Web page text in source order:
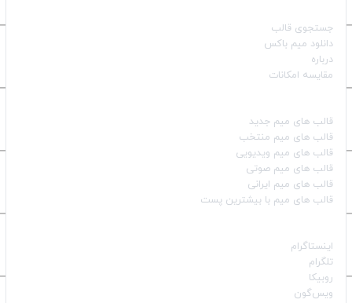
جستجوی قالب
دانلود میم باکس
درباره
مقایسه امکانات
قالب‌ های میم جدید
قالب‌ های میم منتخب
قالب‌ های میم ویدیویی
قالب‌ های میم صوتی
قالب‌ های میم ایرانی
قالب‌ های میم با بیشترین پست
اینستاگرام
تلگرام
روبیکا
ویس‌گون